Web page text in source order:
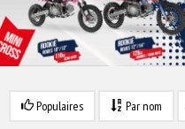
Populaires Par nom